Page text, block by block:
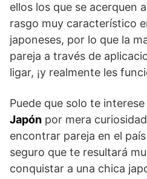
ellos los que se acerquen
rasgo muy característico
japoneses, por lo que la
pareja a través de
ligar, ¡y realmente les
Puede que solo te
Japón por mera
encontrar pareja en el
seguro que te resultará
conquistar a una chica